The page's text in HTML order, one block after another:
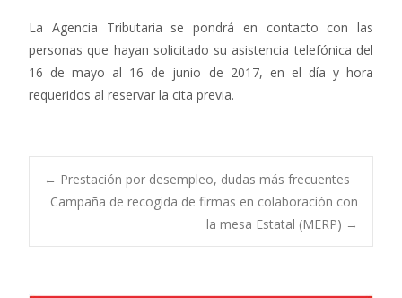
La Agencia Tributaria se pondrá en contacto con las
personas que hayan solicitado su asistencia telefónica del
16 de mayo al 16 de junio de 2017, en el día y hora
requeridos al reservar la cita previa.
Navegación
de
← Prestación por desempleo, dudas más frecuentes
Campaña de recogida de firmas en colaboración con
la mesa Estatal (MERP) →